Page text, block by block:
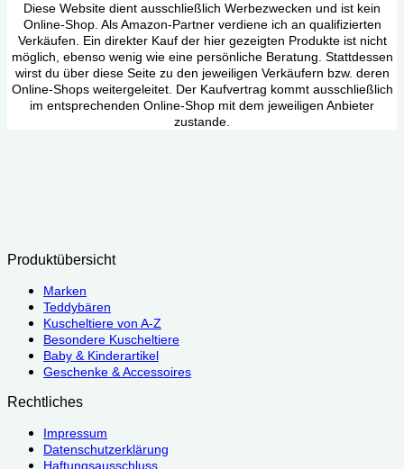
Diese Website dient ausschließlich Werbezwecken und ist kein
Online-Shop. Als Amazon-Partner verdiene ich an qualifizierten
Verkäufen. Ein direkter Kauf der hier gezeigten Produkte ist nicht
möglich, ebenso wenig wie eine persönliche Beratung. Stattdessen
wirst du über diese Seite zu den jeweiligen Verkäufern bzw. deren
Online-Shops weitergeleitet. Der Kaufvertrag kommt ausschließlich
im entsprechenden Online-Shop mit dem jeweiligen Anbieter
zustande.
Produktübersicht
Marken
Teddybären
Kuscheltiere von A-Z
Besondere Kuscheltiere
Baby & Kinderartikel
Geschenke & Accessoires
Rechtliches
Impressum
Datenschutzerklärung
Haftungsausschluss